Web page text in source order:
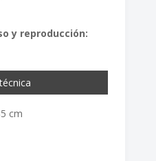
y reproducción:
cm